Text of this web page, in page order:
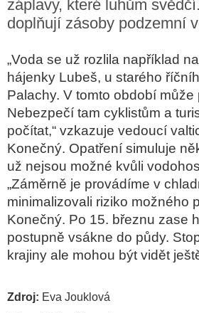
záplavy, které luhům
doplňují zásoby podzemní
„Voda se už rozlila například
hájenky Lubeš, u starého
Palachy. V tomto období
Nebezpečí tam cyklistům a
počítat,“ vzkazuje vedoucí
Konečný. Opatření simuluje
už nejsou možné kvůli
„Záměrně je provádíme v
minimalizovali riziko možného
Konečný. Po 15. březnu zase
postupně vsákne do půdy.
krajiny ale mohou být vidět
Zdroj: Eva Jouklová